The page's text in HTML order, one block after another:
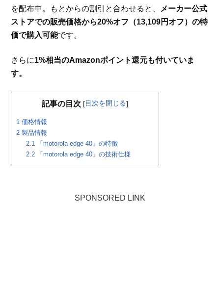
を配布中。もとからの割引と合わせると、
メーカー公式
ストアでの販売価格から20%オフ（13,109円オフ）の特
価で購入可能です。
さらに1%相当のAmazonポイント還元も付いていま
す。
記事の目次 [目次を閉じる]
1 価格情報
2 製品情報
2.1 「motorola edge 40」の特徴
2.2 「motorola edge 40」の技術仕様
SPONSORED LINK